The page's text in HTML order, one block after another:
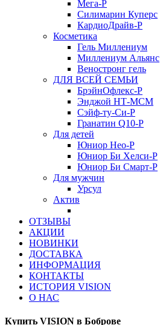
Мега-Р
Силимарин Куперс
КардиоДрайв-Р
Косметика
Гель Миллениум
Миллениум Альянс
Веностронг гель
ДЛЯ ВСЕЙ СЕМЬИ
БрэйнОфлекс-Р
Энджой НТ-МСМ
Сэйф-ту-Си-Р
Гранатин Q10-Р
Для детей
Юниор Нео-Р
Юниор Би Хелси-Р
Юниор Би Смарт-Р
Для мужчин
Урсул
Актив
ОТЗЫВЫ
АКЦИИ
НОВИНКИ
ДОСТАВКА
ИНФОРМАЦИЯ
КОНТАКТЫ
ИСТОРИЯ VISION
О НАС
Купить VISION в Боброве